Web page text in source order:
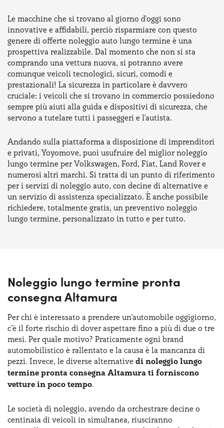
Le macchine che si trovano al giorno d'oggi sono
innovative e affidabili, perciò risparmiare con questo
genere di offerte noleggio auto lungo termine è una
prospettiva realizzabile. Dal momento che non si sta
comprando una vettura nuova, si potranno avere
comunque veicoli tecnologici, sicuri, comodi e
prestazionali! La sicurezza in particolare è davvero
cruciale: i veicoli che si trovano in commercio possiedono
sempre più aiuti alla guida e dispositivi di sicurezza, che
servono a tutelare tutti i passeggeri e l'autista.
Andando sulla piattaforma a disposizione di imprenditori
e privati, Yoyomove, puoi usufruire del miglior noleggio
lungo termine per Volkswagen, Ford, Fiat, Land Rover e
numerosi altri marchi. Si tratta di un punto di riferimento
per i servizi di noleggio auto, con decine di alternative e
un servizio di assistenza specializzato. È anche possibile
richiedere, totalmente gratis, un preventivo noleggio
lungo termine, personalizzato in tutto e per tutto.
Noleggio lungo termine pronta
consegna Altamura
Per chi è interessato a prendere un’automobile oggigiorno,
c’è il forte rischio di dover aspettare fino a più di due o tre
mesi. Per quale motivo? Praticamente ogni brand
automobilistico è rallentato e la causa è la mancanza di
pezzi. Invece, le diverse alternative di noleggio lungo
termine pronta consegna Altamura ti forniscono
vetture in poco tempo.
Le società di noleggio, avendo da orchestrare decine o
centinaia di veicoli in simultanea, riusciranno